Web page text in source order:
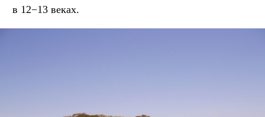
в 12−13 веках.